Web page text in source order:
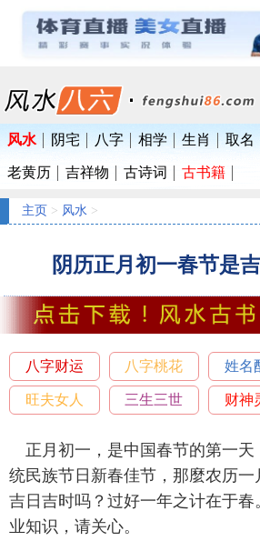
风水 阴宅 八字 相学 生肖 取名
老黄历 吉祥物 古诗词 古书籍
主页 > 风水 >
阴历正月初一春节是
八字财运 八字桃花 姓名
旺夫女人 三生三世 财神
正月初一，是中国春节的第一
统民族节日新春佳节，那麼农历一
吉日吉时吗？过好一年之计在于
业知识，请关心。